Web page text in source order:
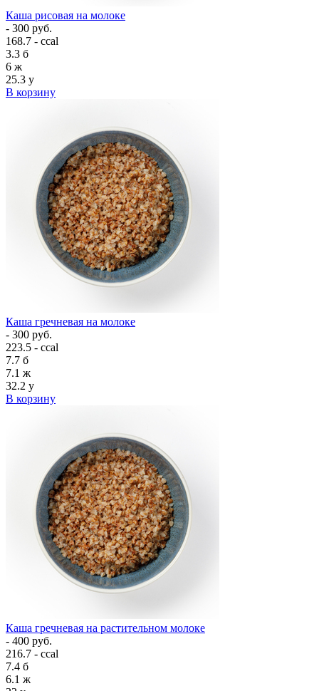
Каша рисовая на молоке
- 300 руб.
168.7 - ccal
3.3 б
6 ж
25.3 у
В корзину
Каша гречневая на молоке
- 300 руб.
223.5 - ccal
7.7 б
7.1 ж
32.2 у
В корзину
Каша гречневая на растительном молоке
- 400 руб.
216.7 - ccal
7.4 б
6.1 ж